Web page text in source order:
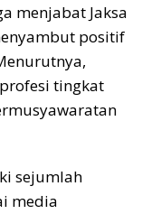
menjabat Jaksa
positif
tingkat
sejumlah
media